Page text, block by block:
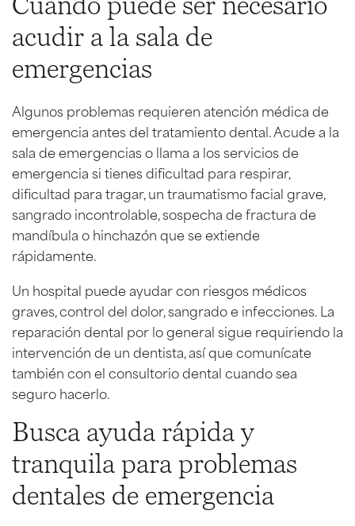
acudir a la sala de
emergencias
Algunos problemas requieren atención médica de
emergencia antes del tratamiento dental. Acude a la
sala de emergencias o llama a los servicios de
emergencia si tienes dificultad para respirar,
dificultad para tragar, un traumatismo facial grave,
sangrado incontrolable, sospecha de fractura de
mandíbula o hinchazón que se extiende
rápidamente.
Un hospital puede ayudar con riesgos médicos
graves, control del dolor, sangrado e infecciones. La
reparación dental por lo general sigue requiriendo la
intervención de un dentista, así que comunícate
también con el consultorio dental cuando sea
seguro hacerlo.
Busca ayuda rápida y
tranquila para problemas
dentales de emergencia